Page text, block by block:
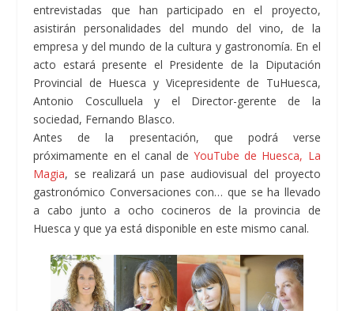
entrevistadas que han participado en el proyecto,
asistirán personalidades del mundo del vino, de la
empresa y del mundo de la cultura y gastronomía. En el
acto estará presente el Presidente de la Diputación
Provincial de Huesca y Vicepresidente de TuHuesca,
Antonio Cosculluela y el Director-gerente de la
sociedad, Fernando Blasco.
Antes de la presentación, que podrá verse
próximamente en el canal deYouTube de Huesca, La
Magia, se realizará un pase audiovisual del proyecto
gastronómico Conversaciones con… que se ha llevado
a cabo junto a ocho cocineros de la provincia de
Huesca y que ya está disponible en este mismo canal.